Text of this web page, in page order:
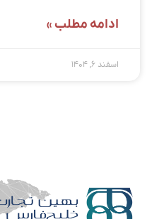
ادامه مطلب »
اسفند ۶, ۱۴۰۴